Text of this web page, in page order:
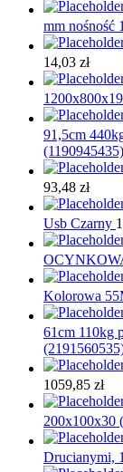
mm nośność
14,03 zł
91,5cm
(1190945435)
93,48 zł
Usb Czarny
Kolorowa
61cm 110kg
1059,85 zł
200x100x30
Drucianymi,